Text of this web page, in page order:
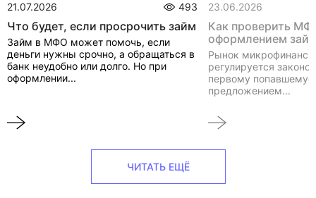
21.07.2026 493
Что будет, если просрочить займ
Займ в МФО может помочь, если
деньги нужны срочно, а обращаться в
банк неудобно или долго. Но при
оформлении...
23.06.2026
Как проверить
оформлением
Рынок
регулируется
первому
предложением...
ЧИТАТЬ ЕЩЁ